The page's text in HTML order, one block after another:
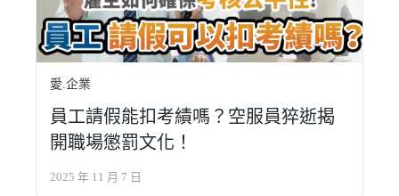
愛.企業
員工請假能扣考績嗎？空服員猝逝揭
開職場懲罰文化！
2025 年 11 月 7 日